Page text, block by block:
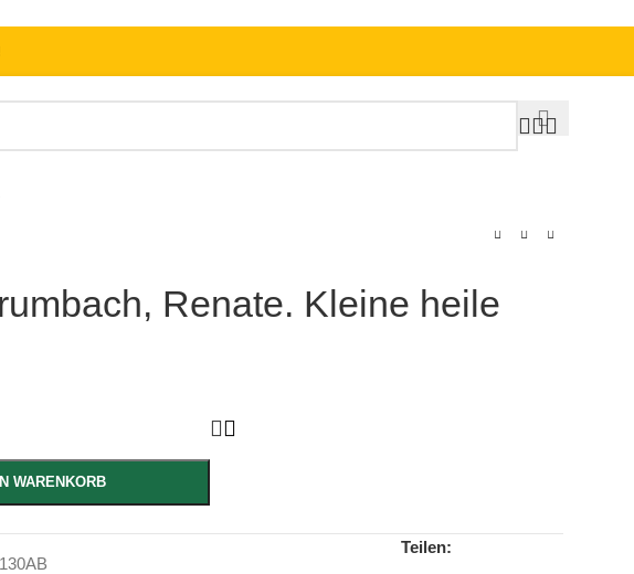
Renate. Kleine heile
WARENKORB
Teilen: